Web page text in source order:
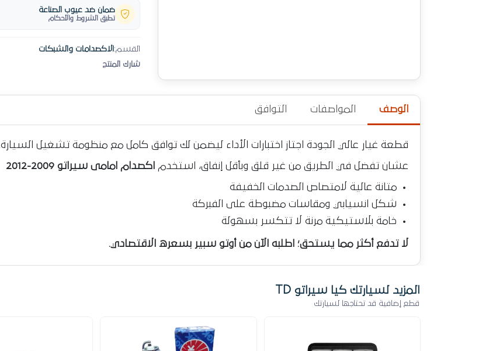
ضمان ضد عيوب الصناعة
تطبق الشروط والأحكام
القسم: الاكصدامات والشبكات
شارك المنتج
الوصف المواصفات التوافق
قطعة غيار عالي الجودة اجتاز اختبارات الأداء ليضمن لك توافق كامل مع منظومة تشغيل السيارة.
عشان تفضل في الطريق من غير قلق وبأقل إنفاق، استخدم اكصدام امامى سيراتو 2009-2012
متانة عالية لامتصاص الصدمات الخفيفة
شكل انسيابي ومقاسات مضبوطة على الفبركة
خامة بلاستيكية مرنة لا تتكسر بسهولة
لا تدفع أكثر مما يستحق؛ اطلبه الآن من أوتو سبير بسعره الاقتصادي.
المزيد لسيارتك كيا سيراتو TD
قطع إضافية قد تحتاجها لسيارتك